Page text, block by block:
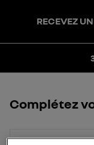
RECEVEZ
Complétez